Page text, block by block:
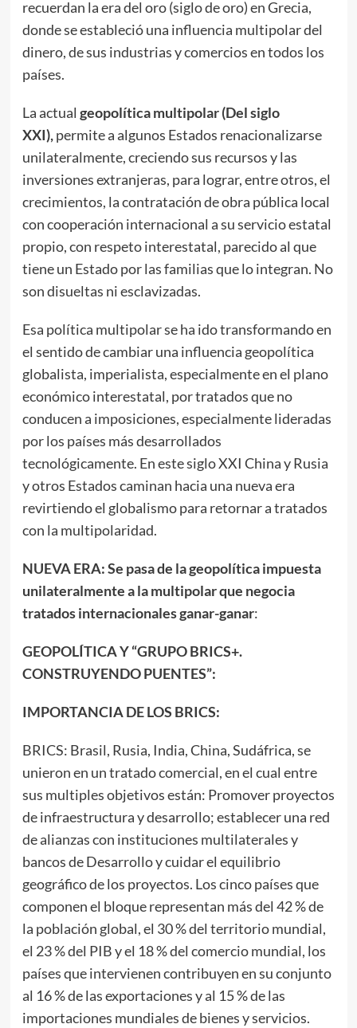
recuerdan la era del oro (siglo de oro) en Grecia,
donde se estableció una influencia multipolar del
dinero, de sus industrias y comercios en todos los
países.
La actual geopolítica multipolar (Del siglo
XXI),permite a algunos Estados renacionalizarse
unilateralmente, creciendo sus recursos y las
inversiones extranjeras, para lograr, entre otros, el
crecimientos, la contratación de obra pública local
con cooperación internacional a su servicio estatal
propio, con respeto interestatal, parecido al que
tiene un Estado por las familias que lo integran. No
son disueltas ni esclavizadas.
Esa política multipolar se ha ido transformando en
el sentido de cambiar una influencia geopolítica
globalista, imperialista, especialmente en el plano
económico interestatal, por tratados que no
conducen a imposiciones, especialmente lideradas
por los países más desarrollados
tecnológicamente. En este siglo XXI China y Rusia
y otros Estados caminan hacia una nueva era
revirtiendo el globalismo para retornar a tratados
con la multipolaridad.
NUEVA ERA: Se pasa de la geopolítica impuesta
unilateralmente a la multipolar que negocia
tratados internacionales ganar-ganar:
GEOPOLÍTICA Y“GRUPO BRICS+.
CONSTRUYENDO PUENTES”:
IMPORTANCIA DE LOS BRICS:
BRICS: Brasil, Rusia, India, China, Sudáfrica, se
unieron en un tratado comercial, en el cual entre
sus multiples objetivos están: Promover proyectos
de infraestructura y desarrollo; establecer una red
de alianzas con instituciones multilaterales y
bancos de Desarrollo y cuidar el equilibrio
geográfico de los proyectos. Los cinco países que
componen el bloque representan más del 42 % de
la población global, el 30 % del territorio mundial,
el 23 % del PIB y el 18 % del comercio mundial, los
países que intervienen contribuyen en su conjunto
al 16 % de las exportaciones y al 15 % de las
importaciones mundiales de bienes y servicios.